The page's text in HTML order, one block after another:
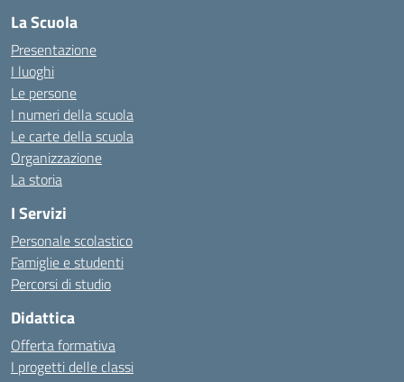
La Scuola
Presentazione
I luoghi
Le persone
I numeri della scuola
Le carte della scuola
Organizzazione
La storia
I Servizi
Personale scolastico
Famiglie e studenti
Percorsi di studio
Didattica
Offerta formativa
I progetti delle classi